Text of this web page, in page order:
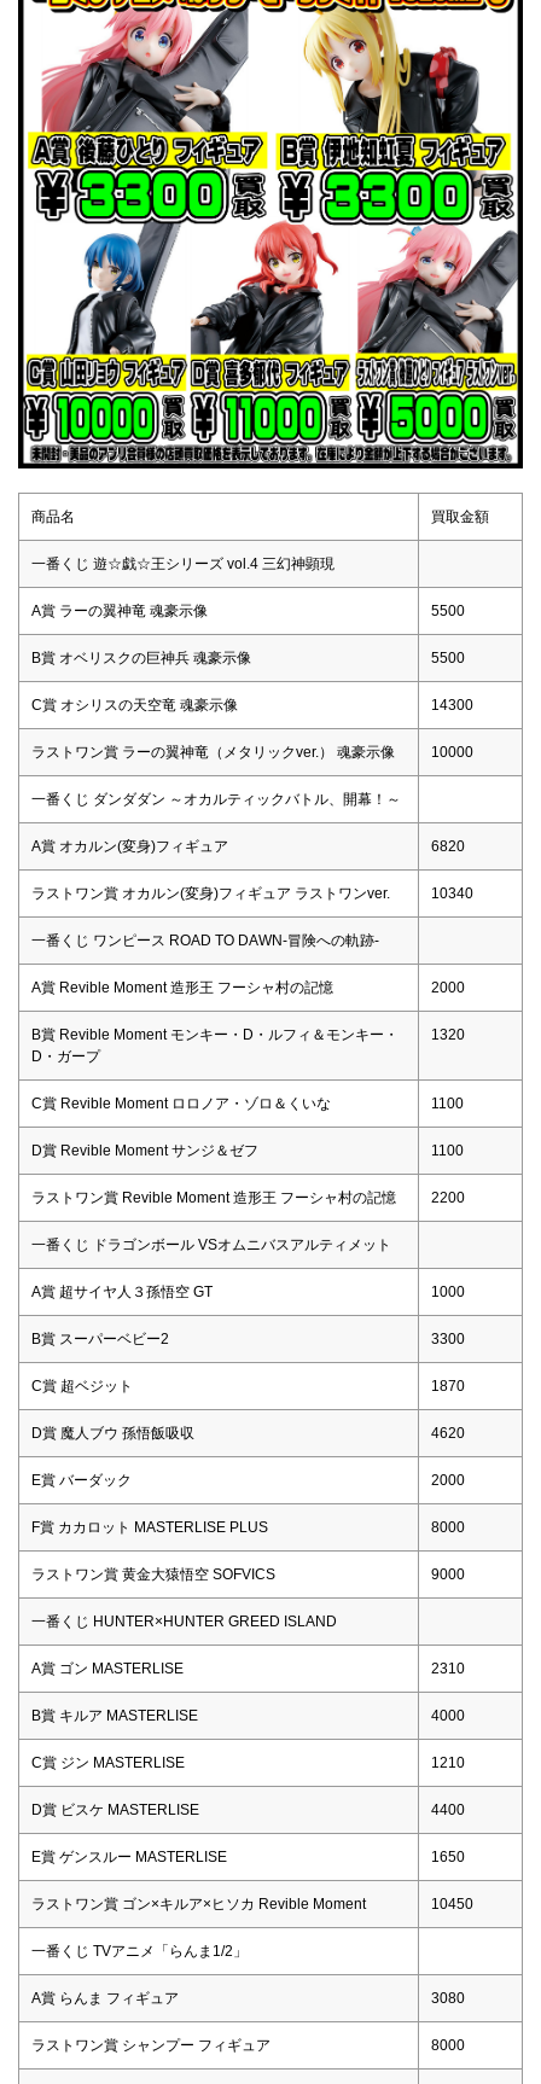
商品名 買取金額
一番くじ 遊☆戯☆王シリーズ vol.4 三幻神顕現
A賞 ラーの翼神竜 魂豪示像 5500
B賞 オベリスクの巨神兵 魂豪示像 5500
C賞 オシリスの天空竜 魂豪示像 14300
ラストワン賞 ラーの翼神竜（メタリックver.） 魂豪示像 10000
一番くじ ダンダダン ～オカルティックバトル、開幕！～
A賞 オカルン(変身)フィギュア 6820
ラストワン賞 オカルン(変身)フィギュア ラストワンver. 10340
一番くじ ワンピース ROAD TO DAWN-冒険への軌跡-
A賞 Revible Moment 造形王 フーシャ村の記憶 2000
B賞 Revible Moment モンキー・D・ルフィ＆モンキー・
D・ガープ
1320
C賞 Revible Moment ロロノア・ゾロ＆くいな 1100
D賞 Revible Moment サンジ＆ゼフ 1100
ラストワン賞 Revible Moment 造形王 フーシャ村の記憶 2200
一番くじ ドラゴンボール VSオムニバスアルティメット
A賞 超サイヤ人３孫悟空 GT 1000
B賞 スーパーベビー2 3300
C賞 超ベジット 1870
D賞 魔人ブウ 孫悟飯吸収 4620
E賞 バーダック 2000
F賞 カカロット MASTERLISE PLUS 8000
ラストワン賞 黄金大猿悟空 SOFVICS 9000
一番くじ HUNTER×HUNTER GREED ISLAND
A賞 ゴン MASTERLISE 2310
B賞 キルア MASTERLISE 4000
C賞 ジン MASTERLISE 1210
D賞 ビスケ MASTERLISE 4400
E賞 ゲンスルー MASTERLISE 1650
ラストワン賞 ゴン×キルア×ヒソカ Revible Moment 10450
一番くじ TVアニメ「らんま1/2」
A賞 らんま フィギュア 3080
ラストワン賞 シャンプー フィギュア 8000